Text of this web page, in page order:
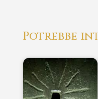
Potrebbe